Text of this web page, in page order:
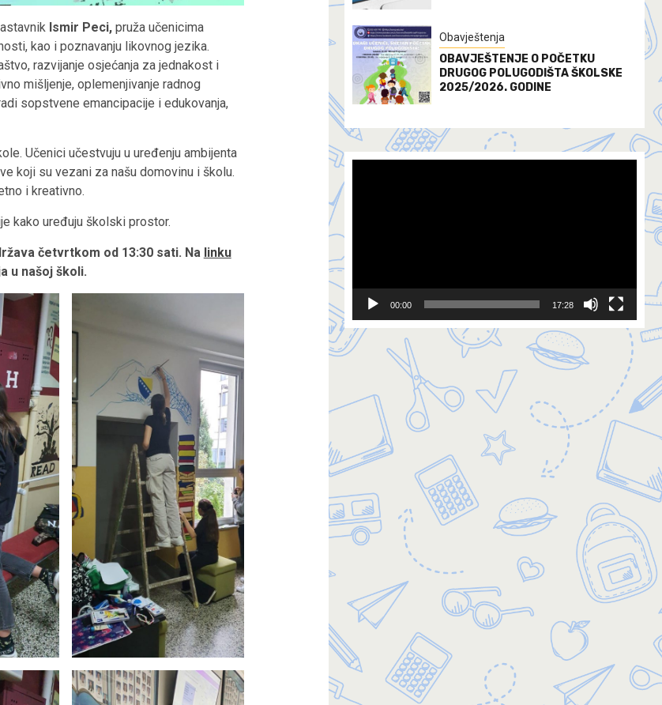
Ismir Peci, pruža učenicima
kao i poznavanju likovnog jezika.
razvijanje osjećanja za jednakost i
mišljenje, oplemenjivanje radnog
sopstvene emancipacije i edukovanja,
Učenici učestvuju u uređenju ambijenta
koji su vezani za našu domovinu i školu.
i kreativno.
kako uređuju školski prostor.
četvrtkom od 13:30 sati. Na linku
u našoj školi.
Obavještenja
OBAVJEŠTENJE O POČETKU
DRUGOG POLUGODIŠTA ŠKOLSKE
2025/2026. GODINE
00:00 17:28